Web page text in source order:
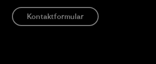
Kontaktformular